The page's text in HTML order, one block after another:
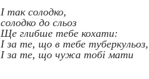
І так солодко,
солодко до сльоз
Ще глибше тебе кохати:
І за те, що в тебе туберкульоз,
І за те, що чужа тобі мати